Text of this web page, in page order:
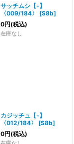
サッチムシ【-】
〈009/184〉
[S8b]
0円(税込)
在庫なし
カジッチュ【-】
〈012/184〉
[S8b]
0円(税込)